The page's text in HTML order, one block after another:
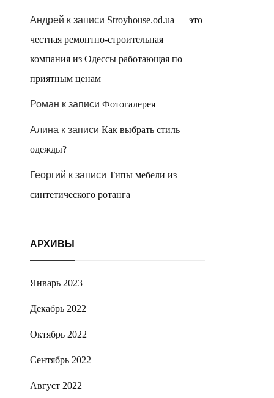
Андрей к записи Stroyhouse.od.ua — это
честная ремонтно-строительная
компания из Одессы работающая по
приятным ценам
Роман к записи Фотогалерея
Алина к записи Как выбрать стиль
одежды?
Георгий к записи Типы мебели из
синтетического ротанга
АРХИВЫ
Январь 2023
Декабрь 2022
Октябрь 2022
Сентябрь 2022
Август 2022